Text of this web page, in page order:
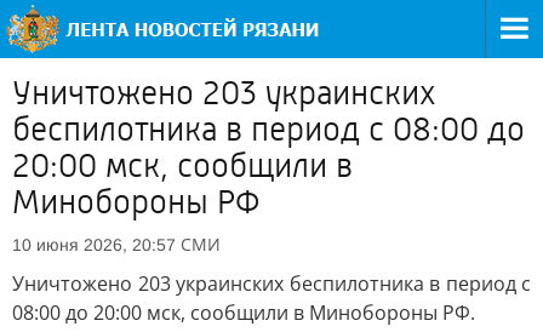
Уничтожено 203 украинских
беспилотника в период с 08:00 до
20:00 мск, сообщили в
Минобороны РФ
10 июня 2026, 20:57 СМИ
Уничтожено 203 украинских беспилотника в период с
08:00 до 20:00 мск, сообщили в Минобороны РФ.